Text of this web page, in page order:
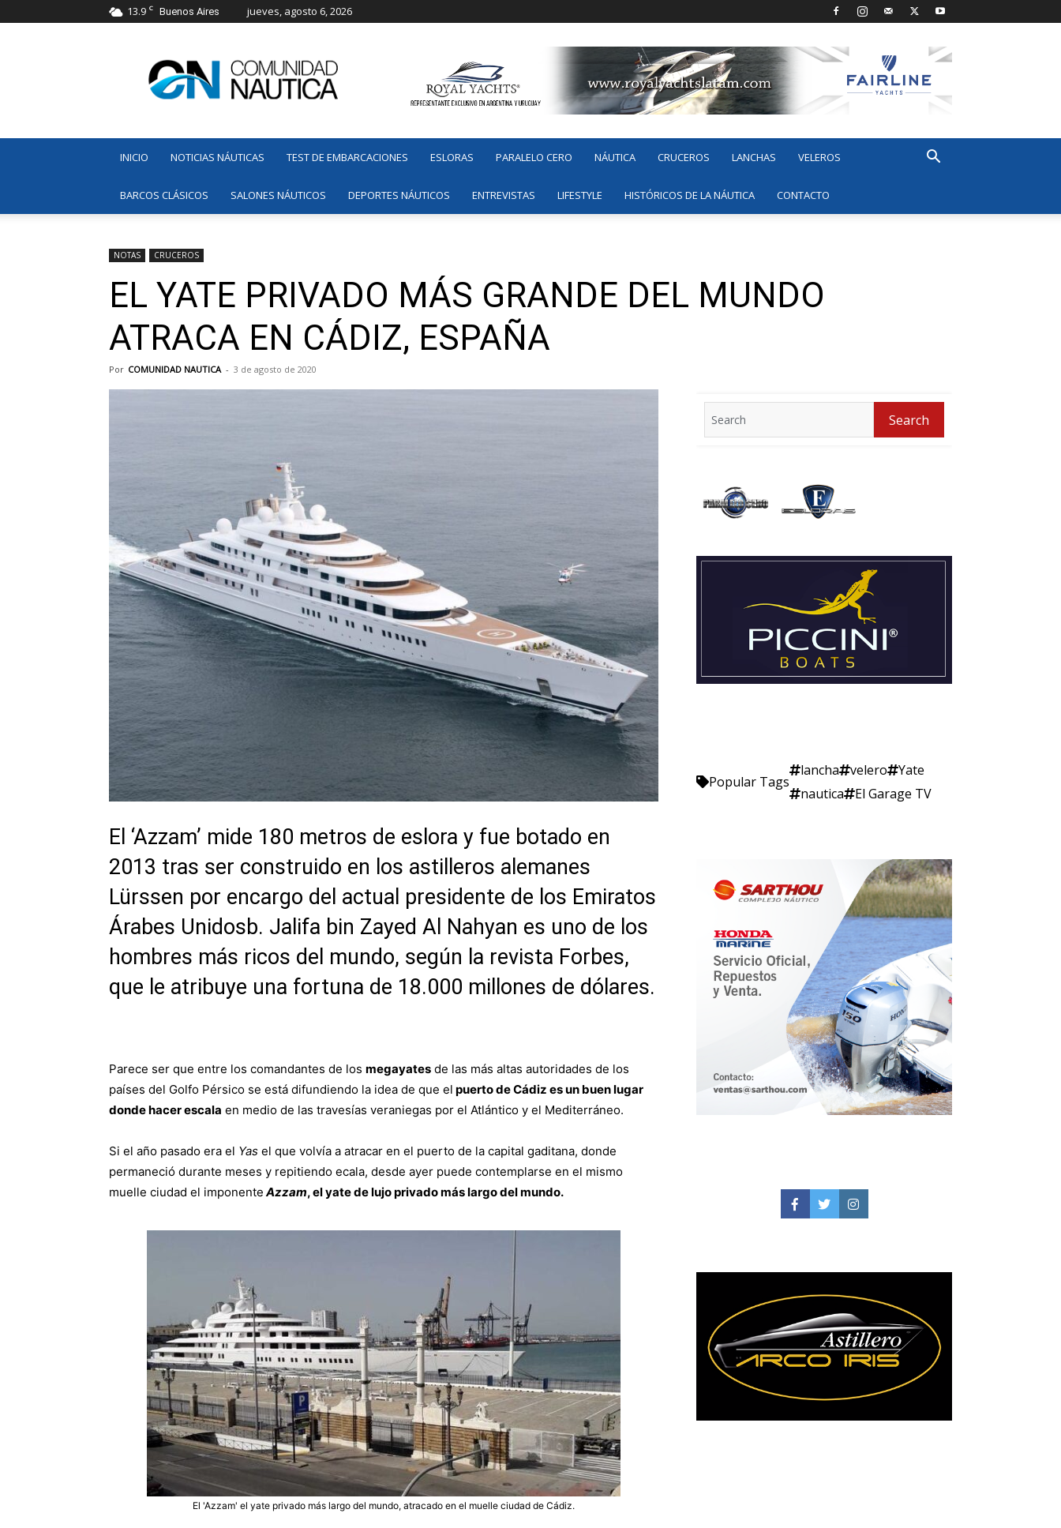
13.9 C Buenos Aires jueves, agosto 6, 2026
Náutica
INICIO NOTICIAS NÁUTICAS TEST DE EMBARCACIONES ESLORAS PARALELO CERO NÁUTICA CRUCEROS LANCHAS VELEROS
BARCOS CLÁSICOS SALONES NÁUTICOS DEPORTES NÁUTICOS ENTREVISTAS LIFESTYLE HISTÓRICOS DE LA NÁUTICA CONTACTO
NOTAS CRUCEROS
EL YATE PRIVADO MÁS GRANDE DEL MUNDO
ATRACA EN CÁDIZ, ESPAÑA
Por COMUNIDAD NAUTICA - 3 de agosto de 2020
El ‘Azzam’ mide 180 metros de eslora y fue botado en
2013 tras ser construido en los astilleros alemanes
Lürssen por encargo del actual presidente de los Emiratos
Árabes Unidosb. Jalifa bin Zayed Al Nahyan es uno de los
hombres más ricos del mundo, según la revista Forbes,
que le atribuye una fortuna de 18.000 millones de dólares.
Parece ser que entre los comandantes de los megayates de las más altas autoridades de los
países del Golfo Pérsico se está difundiendo la idea de que el puerto de Cádiz es un buen lugar
donde hacer escala en medio de las travesías veraniegas por el Atlántico y el Mediterráneo.
Si el año pasado era el Yas el que volvía a atracar en el puerto de la capital gaditana, donde
permaneció durante meses y repitiendo ecala, desde ayer puede contemplarse en el mismo
muelle ciudad el imponenteAzzam, el yate de lujo privado más largo del mundo.
El 'Azzam' el yate privado más largo del mundo, atracado en el muelle ciudad de Cádiz.
for:
Search
Popular Tags
lancha velero
Yate
nautica
El Garage TV
Facebook
TwitterInstagram